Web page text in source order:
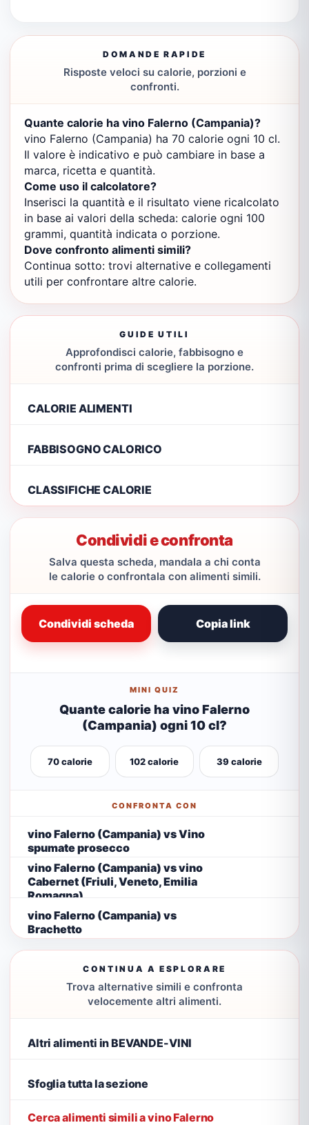
DOMANDE RAPIDE
Risposte veloci su calorie, porzioni e
confronti.
Quante calorie ha vino Falerno (Campania)?
vino Falerno (Campania) ha 70 calorie ogni 10 cl.
Il valore è indicativo e può cambiare in base a
marca, ricetta e quantità.
Come uso il calcolatore?
Inserisci la quantità e il risultato viene ricalcolato
in base ai valori della scheda: calorie ogni 100
grammi, quantità indicata o porzione.
Dove confronto alimenti simili?
Continua sotto: trovi alternative e collegamenti
utili per confrontare altre calorie.
GUIDE UTILI
Approfondisci calorie, fabbisogno e
confronti prima di scegliere la porzione.
CALORIE ALIMENTI
FABBISOGNO CALORICO
CLASSIFICHE CALORIE
Condividi e confronta
Salva questa scheda, mandala a chi conta
le calorie o confrontala con alimenti simili.
Condividi scheda Copia link
MINI QUIZ
Quante calorie ha vino Falerno
(Campania) ogni 10 cl?
70 calorie 102 calorie 39 calorie
CONFRONTA CON
vino Falerno (Campania) vs Vino
spumate prosecco
vino Falerno (Campania) vs vino
Cabernet (Friuli, Veneto, Emilia
Romagna)
vino Falerno (Campania) vs
Brachetto
CONTINUA A ESPLORARE
Trova alternative simili e confronta
velocemente altri alimenti.
Altri alimenti in BEVANDE-VINI
Sfoglia tutta la sezione
Cerca alimenti simili a vino Falerno